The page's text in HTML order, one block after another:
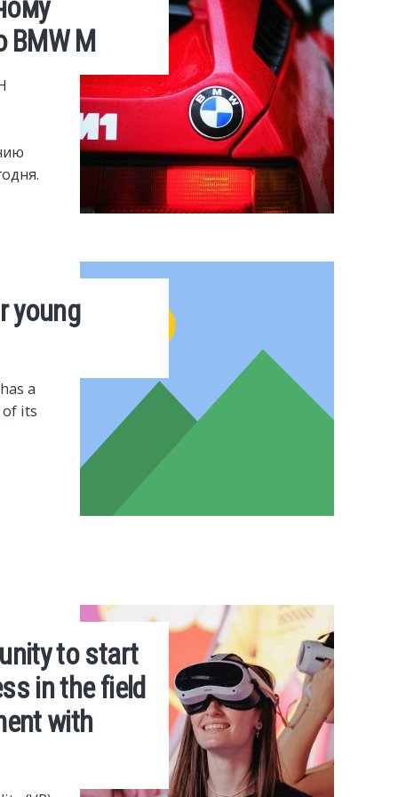
M
young
a
of its
to start
in the field
with